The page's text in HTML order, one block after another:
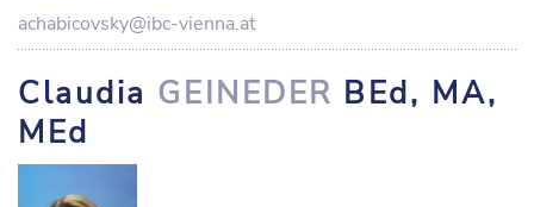
achabicovsky@ibc-vienna.at
Claudia GEINEDER BEd, MA,
MEd